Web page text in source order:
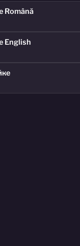
Română
English